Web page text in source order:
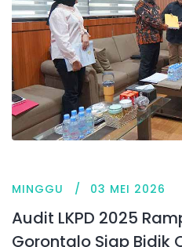
MINGGU 03 MEI 2026
Audit LKPD 2025
Gorontalo Siap Bidik